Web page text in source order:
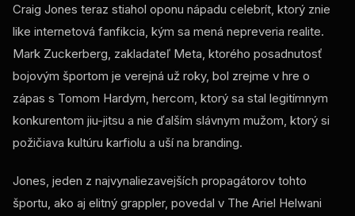
Craig Jones teraz stiahol oponu nápadu celebrít, ktorý znie
like internetová fanfikcia, kým sa mená nepreveria realite.
Mark Zuckerberg, zakladateľ Meta, ktorého posadnutosť
bojovým športom je verejná už roky, bol zrejme v hre o
zápas s Tomom Hardym, hercom, ktorý sa stal legitímnym
konkurentom jiu-jitsu a nie ďalším slávnym mužom, ktorý si
požičiava kultúru karfiolu a uší na branding.
Jones, jeden z najvynaliezavejších propagátorov tohto
športu, ako aj elitný grappler, povedal v The Ariel Helwani